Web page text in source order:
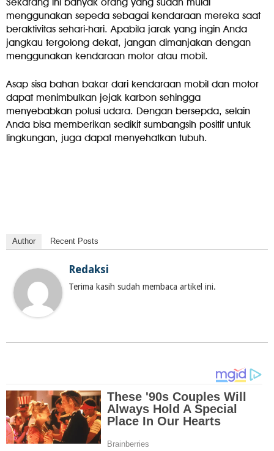
menggunakan sepeda sebagai kendaraan mereka saat
beraktivitas sehari-hari. Apabila jarak yang ingin Anda
jangkau tergolong dekat, jangan dimanjakan dengan
menggunakan kendaraan motor atau mobil.
Asap sisa bahan bakar dari kendaraan mobil dan motor
dapat menimbulkan jejak karbon sehingga
menyebabkan polusi udara. Dengan bersepda, selain
Anda bisa memberikan sedikit sumbangsih positif untuk
lingkungan, juga dapat menyehatkan tubuh.
Author Recent Posts
Redaksi
Terima kasih sudah membaca artikel ini.